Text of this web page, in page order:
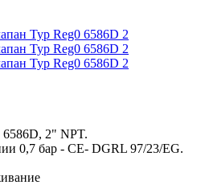
2" NPT.
0,7 бар - CE- DGRL 97/23/EG.